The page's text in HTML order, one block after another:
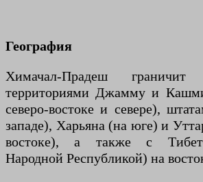
География
Химачал-Прадеш
территориями Джамму и
северо-востоке и севере),
западе), Харьяна (на юге) и
востоке), а также с
Народной Республикой) на